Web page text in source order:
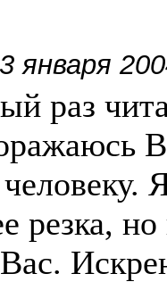
января
раз
резка,